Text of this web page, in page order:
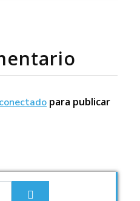
conectado para publicar